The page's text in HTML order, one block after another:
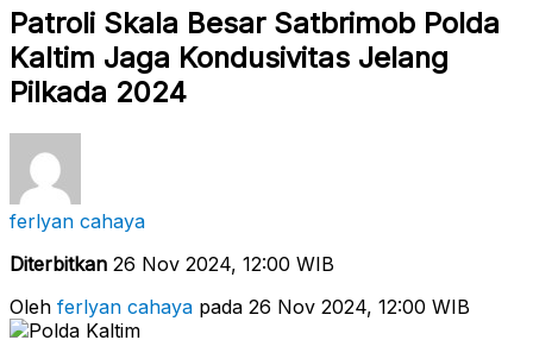
Patroli Skala Besar Satbrimob Polda
Kaltim Jaga Kondusivitas Jelang
Pilkada 2024
ferlyan cahaya
Diterbitkan 26 Nov 2024, 12:00 WIB
Oleh ferlyan cahaya pada 26 Nov 2024, 12:00 WIB